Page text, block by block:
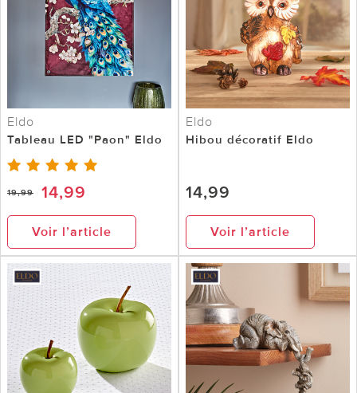
Eldo
Tableau LED "Paon" Eldo
19,99 14,99
Voir l’article
Eldo
Hibou décoratif Eldo
14,99
Voir l’article